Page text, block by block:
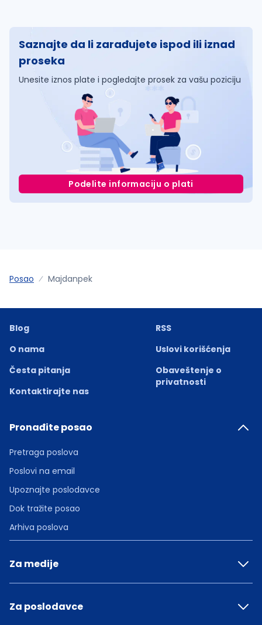
Saznajte da li zarađujete ispod ili iznad
proseka
Unesite iznos plate i pogledajte prosek za vašu poziciju
Podelite informaciju o plati
Posao Majdanpek
Blog
O nama
Česta pitanja
Kontaktirajte nas
RSS
Uslovi korišćenja
Obaveštenje o
privatnosti
Pronađite posao
Pretraga poslova
Poslovi na email
Upoznajte poslodavce
Dok tražite posao
Arhiva poslova
Za medije
Za poslodavce